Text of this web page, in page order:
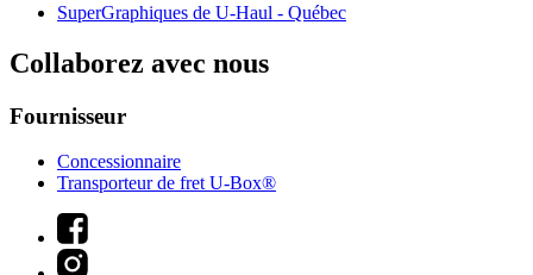
SuperGraphiques de U-Haul - Québec
Collaborez avec nous
Fournisseur
Concessionnaire
Transporteur de fret U-Box®